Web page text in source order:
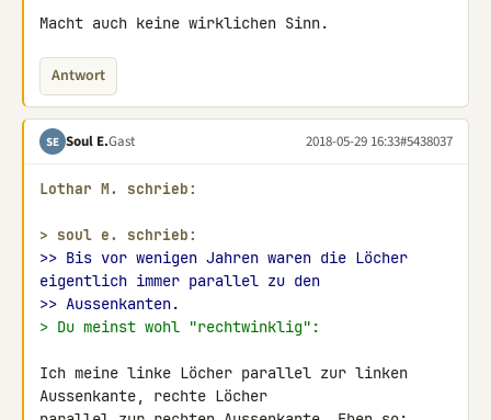
Macht auch keine wirklichen Sinn.
Antwort
SE Soul E.Gast 2018-05-29 16:33#5438037
Lothar M. schrieb:
> soul e. schrieb:
>> Bis vor wenigen Jahren waren die Löcher
eigentlich immer parallel zu den
>> Aussenkanten.
> Du meinst wohl "rechtwinklig":
Ich meine linke Löcher parallel zur linken
Aussenkante, rechte Löcher